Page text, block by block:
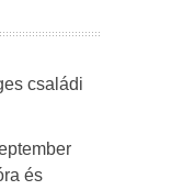
családi
és